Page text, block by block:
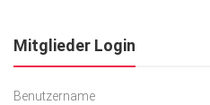
Mitglieder Login
Benutzername